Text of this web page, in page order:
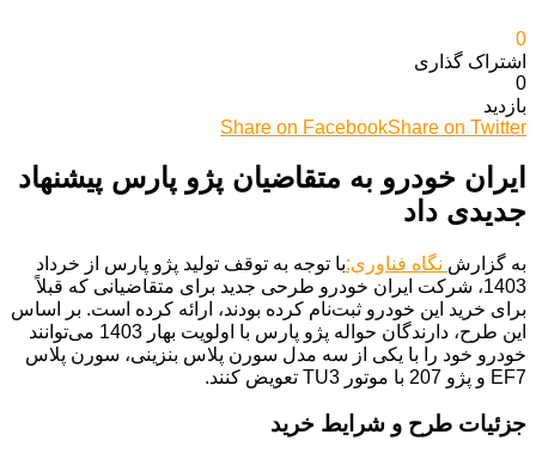
0
اشتراک گذاری‌
0
بازدید
Share on FacebookShare on Twitter
ایران خودرو به متقاضیان پژو پارس پیشنهاد
جدیدی داد
به گزارش نگاه فناوری:با توجه به توقف تولید پژو پارس از خرداد
1403، شرکت ایران خودرو طرحی جدید برای متقاضیانی که قبلاً
برای خرید این خودرو ثبت‌نام کرده بودند، ارائه کرده است. بر اساس
این طرح، دارندگان حواله پژو پارس با اولویت بهار 1403 می‌توانند
خودرو خود را با یکی از سه مدل سورن پلاس بنزینی، سورن پلاس
EF7 و پژو 207 با موتور TU3 تعویض کنند.
جزئیات طرح و شرایط خرید